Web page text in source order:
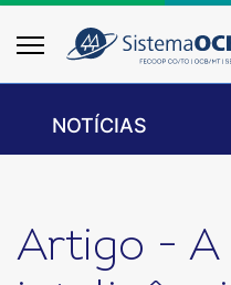
NOTÍCIAS
Artigo - A